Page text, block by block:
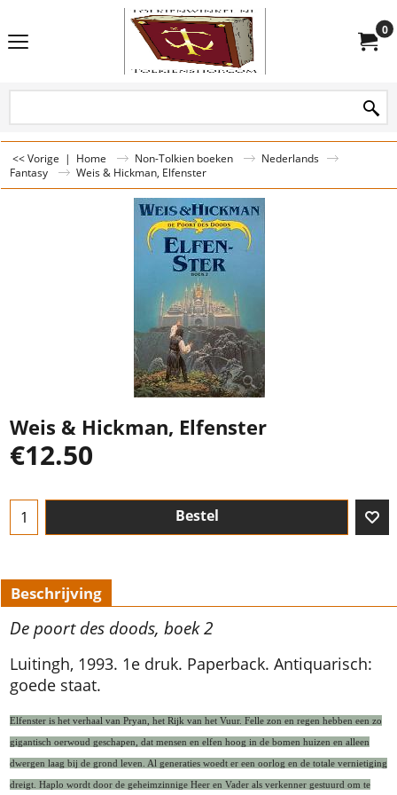
0
<< Vorige | Home Non-Tolkien boeken
Nederlands
Fantasy
Weis & Hickman, Elfenster
Weis & Hickman, Elfenster
€12.50
Bestel
Beschrijving
De poort des doods, boek 2
Luitingh, 1993. 1e druk. Paperback. Antiquarisch:
goede staat.
Elfenster is het verhaal van Pryan, het Rijk van het Vuur. Felle zon en regen hebben een zo
gigantisch oerwoud geschapen, dat mensen en elfen hoog in de bomen huizen en alleen
dwergen laag bij de grond leven. Al generaties woedt er een oorlog en de totale vernietiging
dreigt. Haplo wordt door de geheimzinnige Heer en Vader als verkenner gestuurd om te